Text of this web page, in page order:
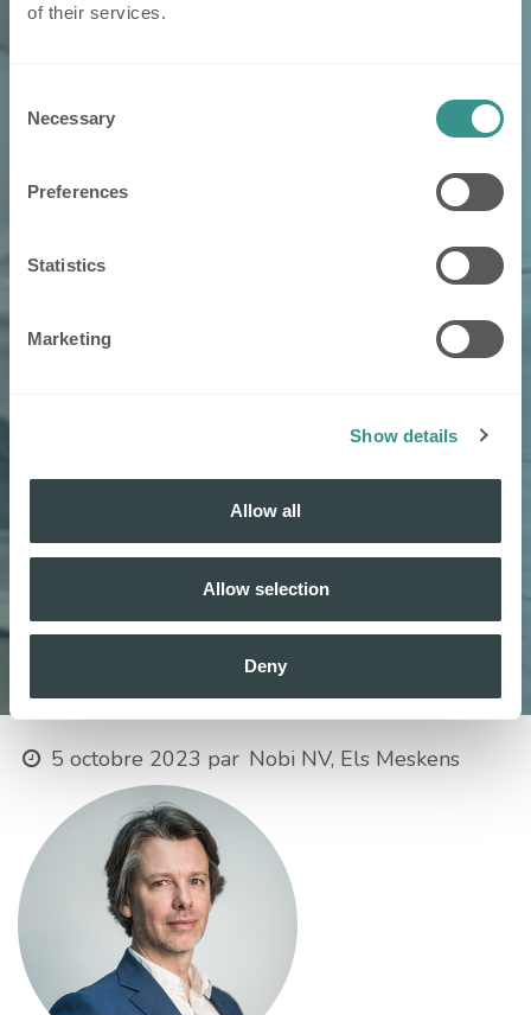
of their services.
Selection
Necessary
Preferences
Statistics
Marketing
Show details
Allow all
Allow selection
Deny
5 octobre 2023 par Nobi NV, Els Meskens